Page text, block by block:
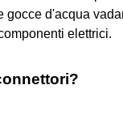
gocce d'acqua
elettrici.